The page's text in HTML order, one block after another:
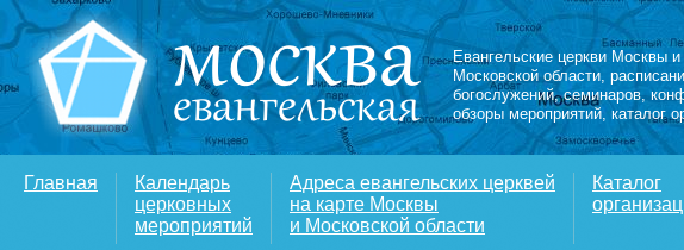
Евангельские церкви Москвы и
Московской области,
богослужений,семинаров,
обзоры мероприятий, каталог
Главная
Календарь
церковных
мероприятий
Адреса евангельских церквей
на карте Москвы
и Московской области
Каталог